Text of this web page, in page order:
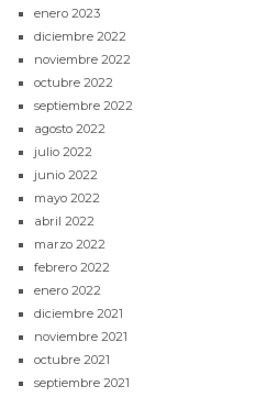
enero 2023
diciembre 2022
noviembre 2022
octubre 2022
septiembre 2022
agosto 2022
julio 2022
junio 2022
mayo 2022
abril 2022
marzo 2022
febrero 2022
enero 2022
diciembre 2021
noviembre 2021
octubre 2021
septiembre 2021